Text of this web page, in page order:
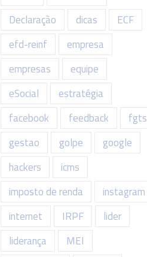
Declaração
dicas
ECF
efd-reinf
empresa
empresas
equipe
eSocial
estratégia
facebook
feedback
fgts
gestao
golpe
google
hackers
icms
imposto de renda
instagram
internet
IRPF
lider
liderança
MEI